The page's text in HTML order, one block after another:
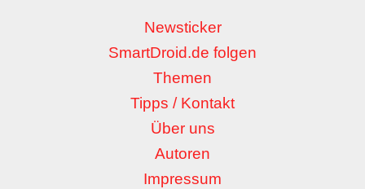
Newsticker
SmartDroid.de folgen
Themen
Tipps / Kontakt
Über uns
Autoren
Impressum